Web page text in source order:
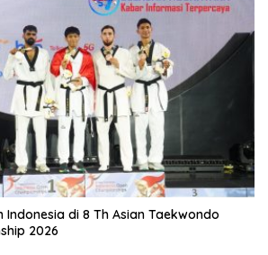
Indonesia di 8 Th Asian Taekwondo
2026